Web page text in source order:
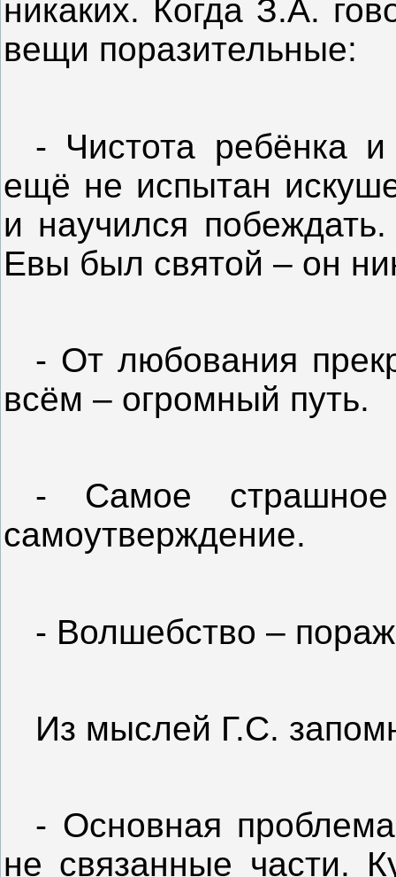
никаких. Когда З.А.
вещи поразительные:
- Чистота ребёнка
ещё не испытан
и научился
Евы был святой – он
- От любования
всём – огромный путь.
- Самое страшное
самоутверждение.
- Волшебство –
Из мыслей Г.С.
- Основная
не связанные части.